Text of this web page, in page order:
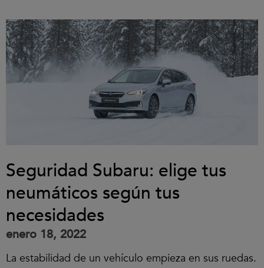
Seguridad Subaru: elige tus
neumáticos según tus
necesidades
enero 18, 2022
La estabilidad de un vehículo empieza en sus ruedas.